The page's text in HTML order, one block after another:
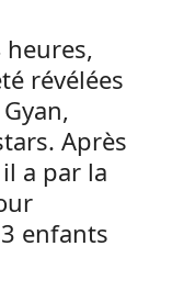
révélées
Après
a par la
enfants